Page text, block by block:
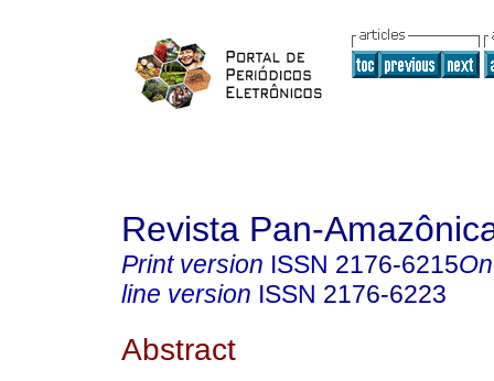
Revista Pan-
Print version ISSN 2176-6215
line version ISSN 2176-6223
Abstract